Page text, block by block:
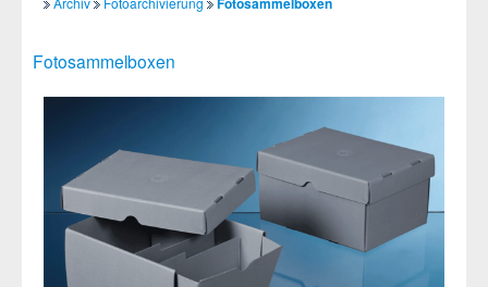
Fotosammelboxen